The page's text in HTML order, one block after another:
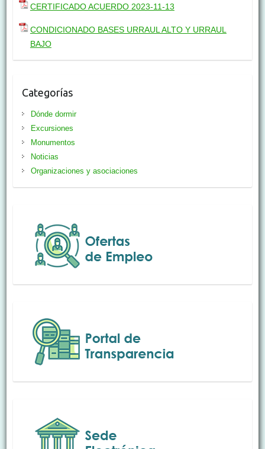
CERTIFICADO ACUERDO 2023-11-13
CONDICIONADO BASES URRAUL ALTO Y URRAUL
BAJO
Categorías
Dónde dormir
Excursiones
Monumentos
Noticias
Organizaciones y asociaciones